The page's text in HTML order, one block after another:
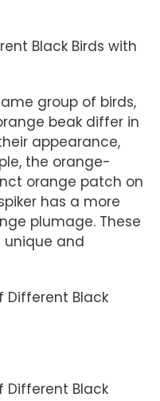
Black Birds with
group of birds,
beak differ in
appearance,
the orange-
orange patch on
has a more
plumage. These
and
Different Black
Different Black